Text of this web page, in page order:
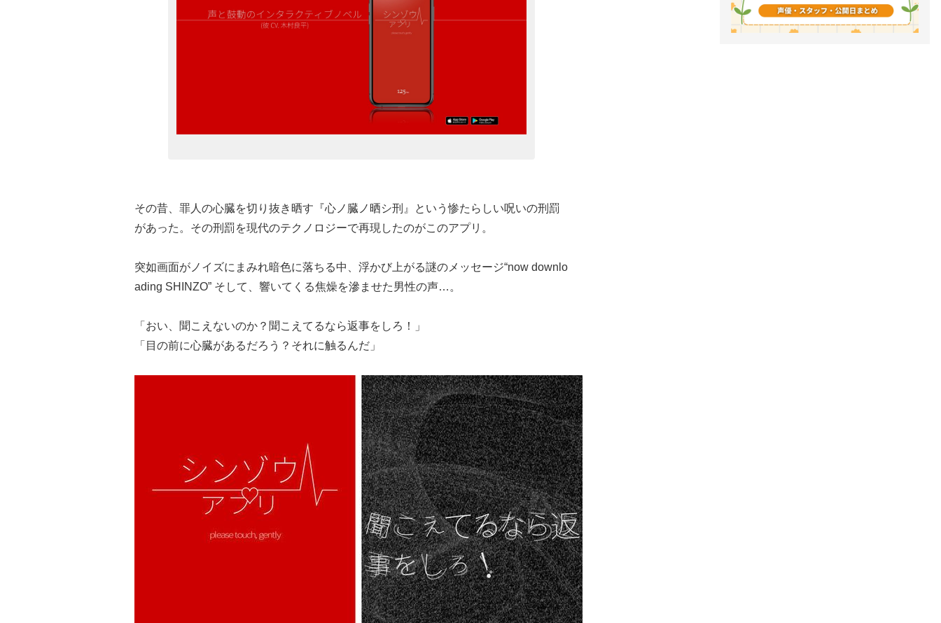
その昔、罪人の心臓を切り抜き晒す『心ノ臓ノ晒シ刑』という惨たらしい呪いの刑罰
があった。その刑罰を現代のテクノロジーで再現したのがこのアプリ。
突如画面がノイズにまみれ暗色に落ちる中、浮かび上がる謎のメッセージ“now downlo
ading SHINZO” そして、響いてくる焦燥を滲ませた男性の声…。
「おい、聞こえないのか？聞こえてるなら返事をしろ！」
「目の前に心臓があるだろう？それに触るんだ」